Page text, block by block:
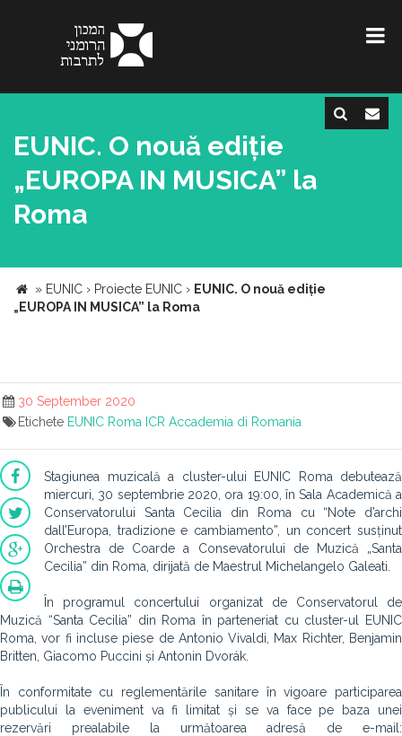
EUNIC. O nouă ediție
„EUROPA IN MUSICA” la
Roma
» EUNIC › Proiecte EUNIC › EUNIC. O nouă ediție
„EUROPA IN MUSICA” la Roma
30 September 2020
Etichete EUNIC Roma ICR Accademia di Romania
Stagiunea muzicală a cluster-ului EUNIC Roma debutează
miercuri, 30 septembrie 2020, ora 19:00, în Sala Academică a
Conservatorului Santa Cecilia din Roma cu “Note d’archi
dall’Europa, tradizione e cambiamento”, un concert susținut
Orchestra de Coarde a Consevatorului de Muzică „Santa
Cecilia” din Roma, dirijată de Maestrul Michelangelo Galeati.
În programul concertului organizat de Conservatorul de
Muzică “Santa Cecilia” din Roma în parteneriat cu cluster-ul EUNIC
Roma, vor fi incluse piese de Antonio Vivaldi, Max Richter, Benjamin
Britten, Giacomo Puccini și Antonin Dvorák.
În conformitate cu reglementările sanitare în vigoare participarea
publicului la eveniment va fi limitat și se va face pe baza unei
rezervări prealabile la următoarea adresă de e-mail: